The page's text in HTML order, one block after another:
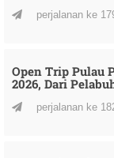
perjalanan ke
Open Trip Pulau
2026, Dari
perjalanan ke